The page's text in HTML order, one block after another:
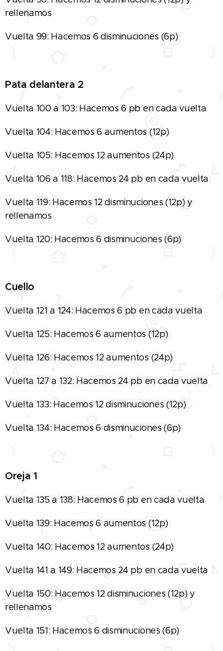
rellenamos
Vuelta 99: Hacemos 6 disminuciones (6p)
Pata delantera 2
Vuelta 100 a 103: Hacemos 6 pb en cada vuelta
Vuelta 104: Hacemos 6 aumentos (12p)
Vuelta 105: Hacemos 12 aumentos (24p)
Vuelta 106 a 118: Hacemos 24 pb en cada vuelta
Vuelta 119: Hacemos 12 disminuciones (12p) y
rellenamos
Vuelta 120: Hacemos 6 disminuciones (6p)
Cuello
Vuelta 121 a 124: Hacemos 6 pb en cada vuelta
Vuelta 125: Hacemos 6 aumentos (12p)
Vuelta 126: Hacemos 12 aumentos (24p)
Vuelta 127 a 132: Hacemos 24 pb en cada vuelta
Vuelta 133: Hacemos 12 disminuciones (12p)
Vuelta 134: Hacemos 6 disminuciones (6p)
Oreja 1
Vuelta 135 a 138: Hacemos 6 pb en cada vuelta
Vuelta 139: Hacemos 6 aumentos (12p)
Vuelta 140: Hacemos 12 aumentos (24p)
Vuelta 141 a 149: Hacemos 24 pb en cada vuelta
Vuelta 150: Hacemos 12 disminuciones (12p) y
rellenamos
Vuelta 151: Hacemos 6 disminuciones (6p)